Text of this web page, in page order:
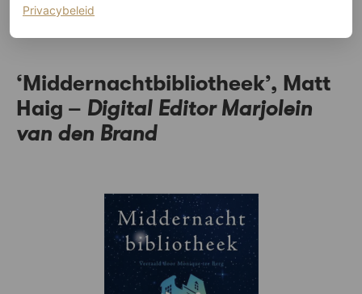
in onszelf. Als je in zomersferen wilt komen moet je dit
‘Middernachtbibliotheek’, Matt
Haig – Digital Editor Marjolein
van den Brand
Privacybeleid